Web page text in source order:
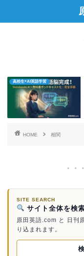
高校生×AI英語学習
HOME 相関
SITE SEARCH
サイト全体を検
原田英語.com と 日刊
り込まれます。